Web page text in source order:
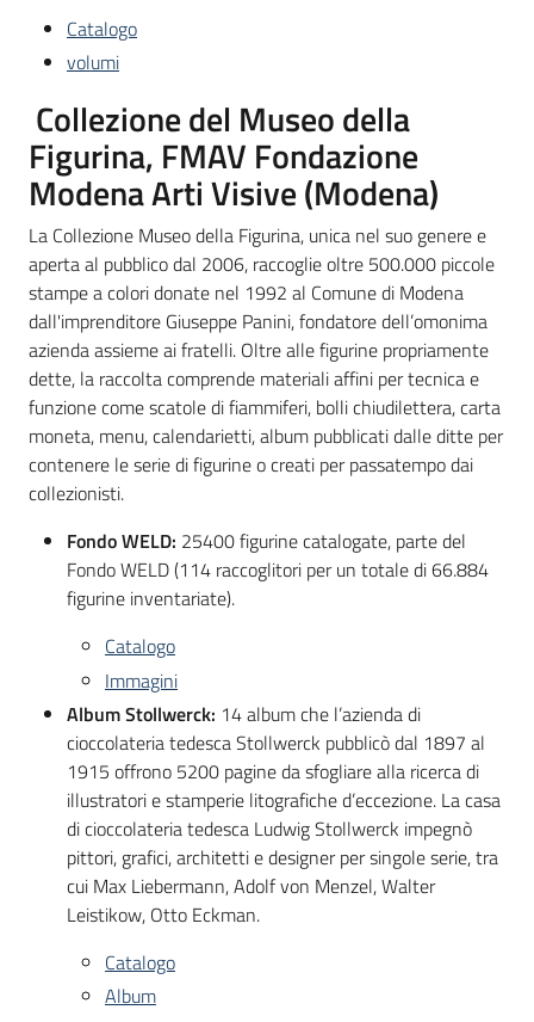
Catalogo
volumi
Collezione del Museo della
Figurina, FMAV Fondazione
Modena Arti Visive (Modena)
La Collezione Museo della Figurina, unica nel suo genere e
aperta al pubblico dal 2006, raccoglie oltre 500.000 piccole
stampe a colori donate nel 1992 al Comune di Modena
dall'imprenditore Giuseppe Panini, fondatore dell’omonima
azienda assieme ai fratelli. Oltre alle figurine propriamente
dette, la raccolta comprende materiali affini per tecnica e
funzione come scatole di fiammiferi, bolli chiudilettera, carta
moneta, menu, calendarietti, album pubblicati dalle ditte per
contenere le serie di figurine o creati per passatempo dai
collezionisti.
Fondo WELD: 25400 figurine catalogate, parte del
Fondo WELD (114 raccoglitori per un totale di 66.884
figurine inventariate).
Catalogo
Immagini
Album Stollwerck: 14 album che l’azienda di
cioccolateria tedesca Stollwerck pubblicò dal 1897 al
1915 offrono 5200 pagine da sfogliare alla ricerca di
illustratori e stamperie litografiche d’eccezione. La casa
di cioccolateria tedesca Ludwig Stollwerck impegnò
pittori, grafici, architetti e designer per singole serie, tra
cui Max Liebermann, Adolf von Menzel, Walter
Leistikow, Otto Eckman.
Catalogo
Album